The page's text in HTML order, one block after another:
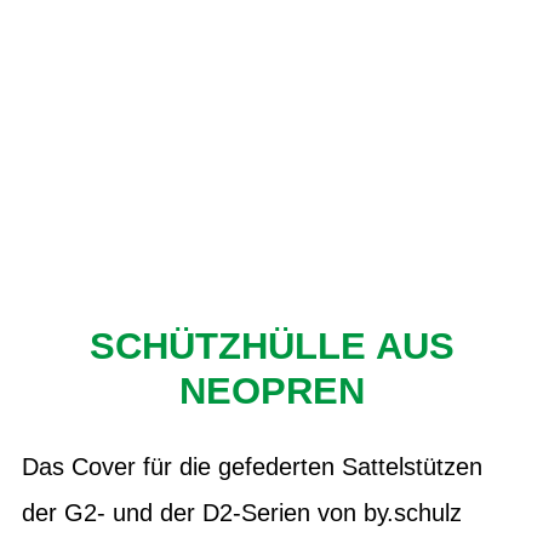
SCHÜTZHÜLLE AUS
NEOPREN
Das Cover für die gefederten Sattelstützen
der G2- und der D2-Serien von by.schulz